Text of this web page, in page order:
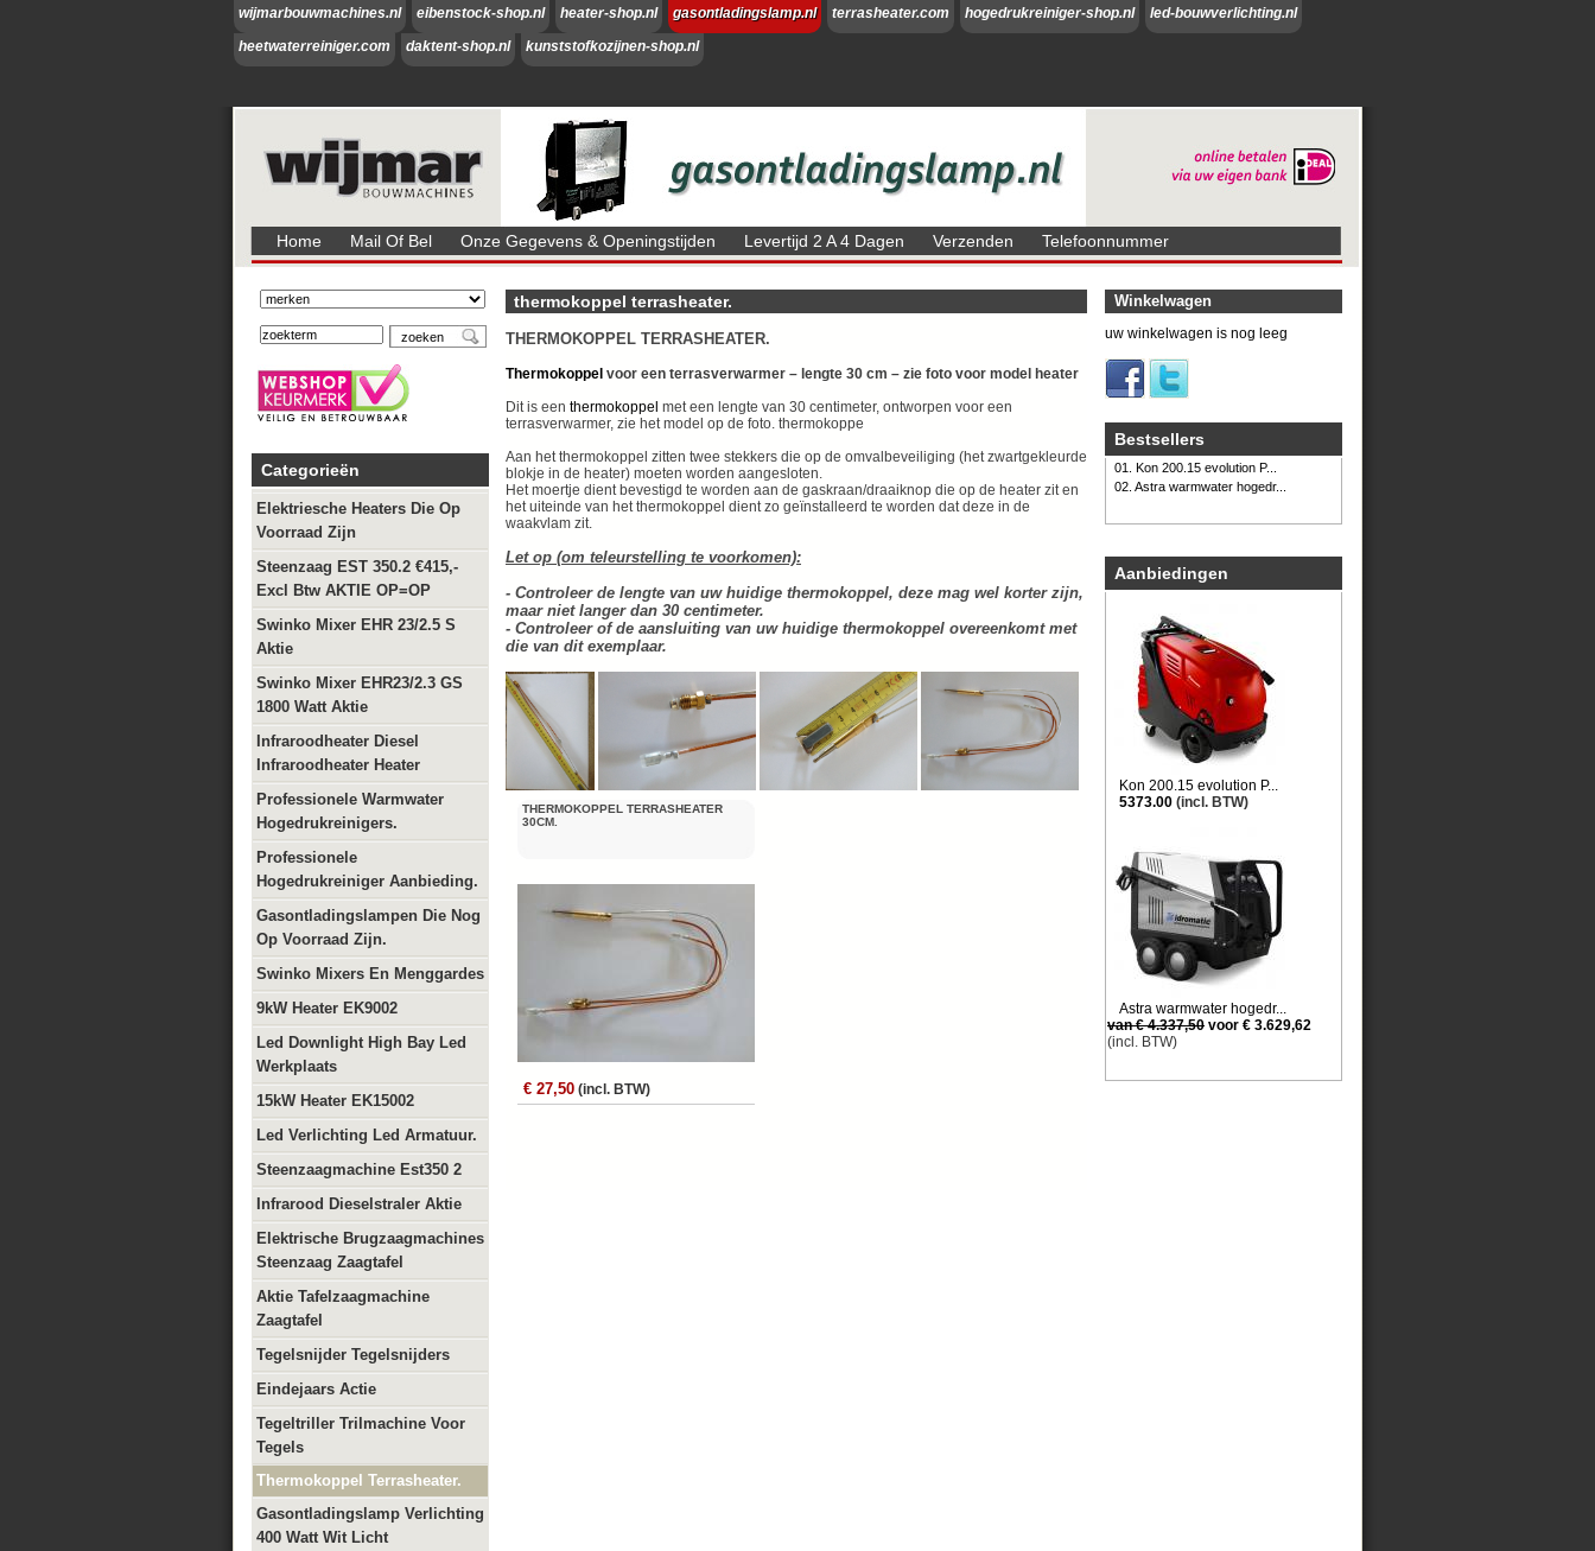
wijmarbouwmachines.nl eibenstock-shop.nl heater-shop.nl gasontladingslamp.nl terrasheater.com hogedrukreiniger-shop.nl
led-bouwverlichting.nl
heetwaterreiniger.com
daktent-shop.nl kunststofkozijnen-shop.nl
Home Mail Of Bel Onze Gegevens & Openingstijden Levertijd 2 A 4 Dagen Verzenden Telefoonnummer
Categorieën
Elektriesche Heaters Die Op
Voorraad Zijn
Steenzaag EST 350.2 €415,-
Excl Btw AKTIE OP=OP
Swinko Mixer EHR 23/2.5 S
Aktie
Swinko Mixer EHR23/2.3 GS
1800 Watt Aktie
Infraroodheater Diesel
Infraroodheater Heater
Professionele Warmwater
Hogedrukreinigers.
Professionele
Hogedrukreiniger Aanbieding.
Gasontladingslampen Die Nog
Op Voorraad Zijn.
Swinko Mixers En Menggardes
9kW Heater EK9002
Led Downlight High Bay Led
Werkplaats
15kW Heater EK15002
Led Verlichting Led Armatuur.
Steenzaagmachine Est350 2
Infrarood Dieselstraler Aktie
Elektrische Brugzaagmachines
Steenzaag Zaagtafel
Aktie Tafelzaagmachine
Zaagtafel
Tegelsnijder Tegelsnijders
Eindejaars Actie
Tegeltriller Trilmachine Voor
Tegels
Thermokoppel Terrasheater.
Gasontladingslamp Verlichting
400 Watt Wit Licht
thermokoppel terrasheater.
THERMOKOPPEL TERRASHEATER.
Thermokoppel voor een terrasverwarmer – lengte 30 cm – zie foto voor model heater
Dit is een thermokoppel met een lengte van 30 centimeter, ontworpen voor een
terrasverwarmer, zie het model op de foto. thermokoppe
Aan het thermokoppel zitten twee stekkers die op de omvalbeveiliging (het zwartgekleurde
blokje in de heater) moeten worden aangesloten.
Het moertje dient bevestigd te worden aan de gaskraan/draaiknop die op de heater zit en
het uiteinde van het thermokoppel dient zo geïnstalleerd te worden dat deze in de
waakvlam zit.
Let op (om teleurstelling te voorkomen):
- Controleer de lengte van uw huidige thermokoppel, deze mag wel korter zijn,
maar niet langer dan 30 centimeter.
- Controleer of de aansluiting van uw huidige thermokoppel overeenkomt met
die van dit exemplaar.
THERMOKOPPEL TERRASHEATER
30CM.
€ 27,50 (incl. BTW)
Winkelwagen
uw winkelwagen is nog leeg
Bestsellers
01. Kon 200.15 evolution P...
02. Astra warmwater hogedr...
Aanbiedingen
Kon 200.15 evolution P...
5373.00 (incl. BTW)
Astra warmwater hogedr...
van € 4.337,50 voor € 3.629,62
(incl. BTW)